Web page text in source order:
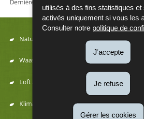
utilisés à des fins statistiques et
activés uniquement si vous les
Consulter notre politique de
J'accepte
Je refuse
Gérer les cookies
Menu
de
navigation
Natur
Waasser
Loft a Kaméidi
Klima an Energie